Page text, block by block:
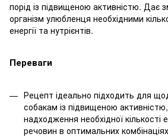
порід із підвищеною активністю. Дає
організм улюбленця необхідними
енергії та нутрієнтів.
Переваги
Рецепт ідеально підходить для
собакам із підвищеною
надходження необхідної кількості
речовин в оптимальних комбінаціях